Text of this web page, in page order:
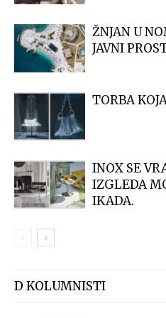
ŽNJAN U
JAVNI
TORBA
INOX SE
IZGLEDA
IKADA.
D KOLUMNISTI